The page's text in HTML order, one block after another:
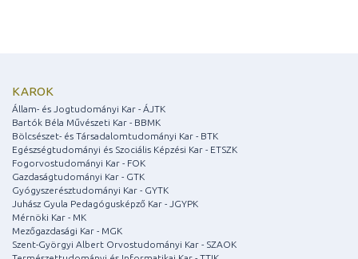
KAROK
Állam- és Jogtudományi Kar - ÁJTK
Bartók Béla Művészeti Kar - BBMK
Bölcsészet- és Társadalomtudományi Kar - BTK
Egészségtudományi és Szociális Képzési Kar - ETSZK
Fogorvostudományi Kar - FOK
Gazdaságtudományi Kar - GTK
Gyógyszerésztudományi Kar - GYTK
Juhász Gyula Pedagógusképző Kar - JGYPK
Mérnöki Kar - MK
Mezőgazdasági Kar - MGK
Szent-Györgyi Albert Orvostudományi Kar - SZAOK